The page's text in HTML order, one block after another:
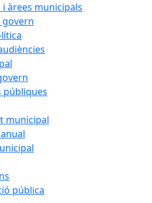
i àrees municipals
govern
públiques
municipal
pública